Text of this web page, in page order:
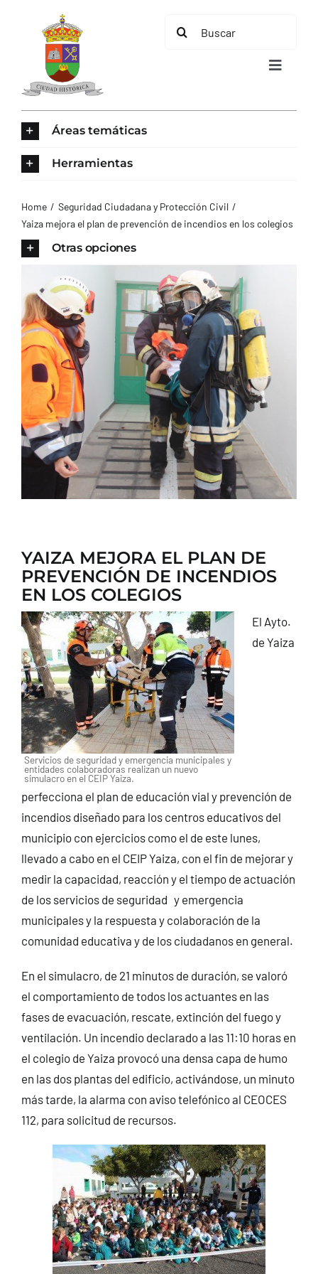
contenido
Buscar:
Toggle
AYUNTAMIENTO
TURISMO
CONTACTO
Áreas temáticas
Herramientas
Home
Seguridad Ciudadana y Protección Civil
Yaiza mejora el plan de prevención de incendios en los colegios
Otras opciones
YAIZA MEJORA EL PLAN DE
PREVENCIÓN DE INCENDIOS
EN LOS COLEGIOS
Servicios de seguridad y emergencia municipales y
entidades colaboradoras realizan un nuevo
simulacro en el CEIP Yaiza.
El Ayto.
de Yaiza
perfecciona el plan de educación vial y prevención de
incendios diseñado para los centros educativos del
municipio con ejercicios como el de este lunes,
llevado a cabo en el CEIP Yaiza, con el fin de mejorar y
medir la capacidad, reacción y el tiempo de actuación
de los servicios de seguridad y emergencia
municipales y la respuesta y colaboración de la
comunidad educativa y de los ciudadanos en general.
En el simulacro, de 21 minutos de duración, se valoró
el comportamiento de todos los actuantes en las
fases de evacuación, rescate, extinción del fuego y
ventilación. Un incendio declarado a las 11:10 horas en
el colegio de Yaiza provocó una densa capa de humo
en las dos plantas del edificio, activándose, un minuto
más tarde, la alarma con aviso telefónico al CEOCES
112, para solicitud de recursos.